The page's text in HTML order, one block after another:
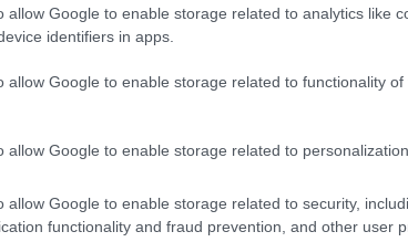
allow Google to enable storage related to analytics like
identifiers in apps.
allow Google to enable storage related to functionality of
allow Google to enable storage related to personalization.
allow Google to enable storage related to security,
functionality and fraud prevention, and other user
dogodka, odklopili akumulator, cestišče posuli z
na kolesa.
pomoči prepeljali v Splošno bolnišnico